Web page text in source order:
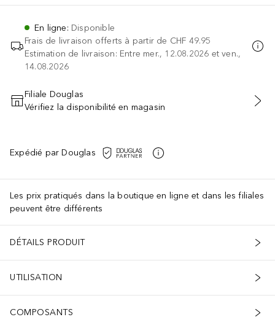
En ligne: Disponible
Frais de livraison offerts à partir de CHF 49.95
Estimation de livraison: Entre mer., 12.08.2026 et ven.,
14.08.2026
AJOUTER AU PANIER
Filiale Douglas
Vérifiez la disponibilité en magasin
Expédié par Douglas
Les prix pratiqués dans la boutique en ligne et dans les filiales
peuvent être différents
DÉTAILS PRODUIT
UTILISATION
COMPOSANTS